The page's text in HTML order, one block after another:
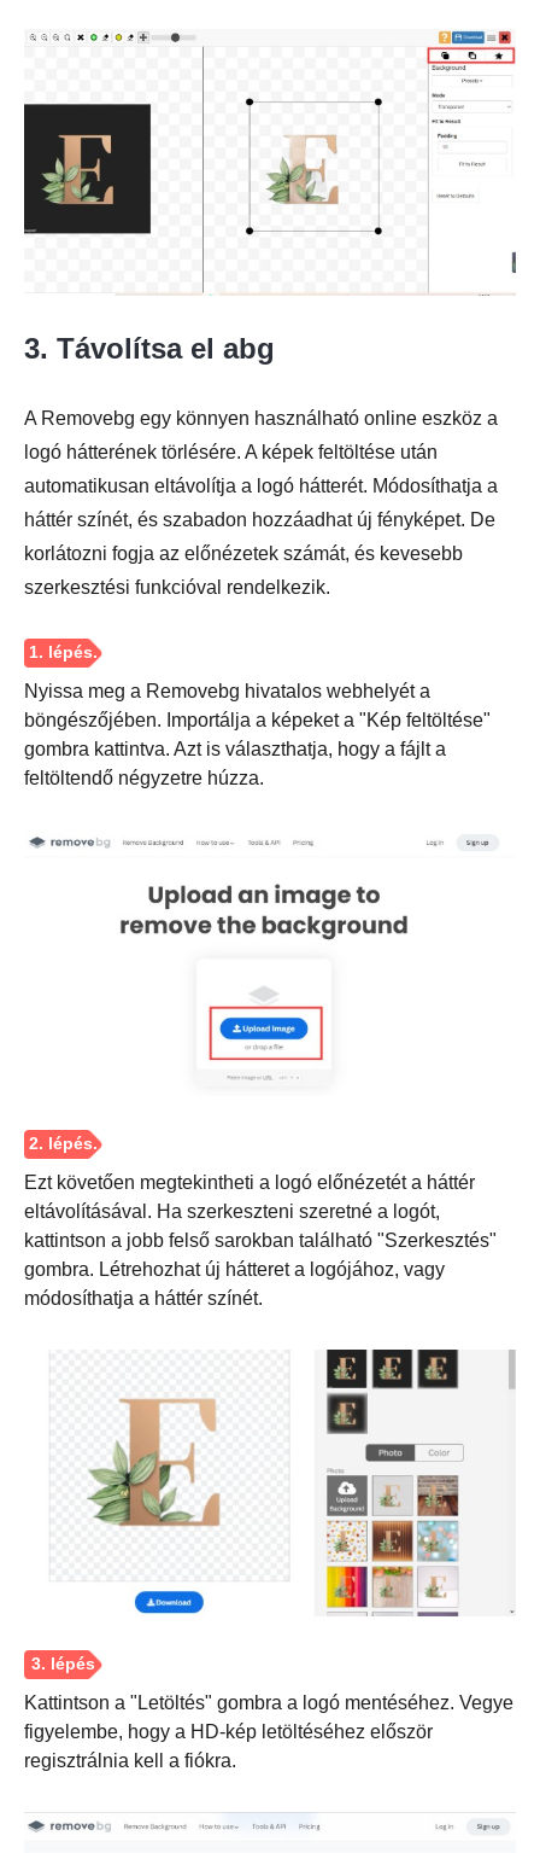
2. lépés.
3. Távolítsa el abg
A Removebg egy könnyen használható online eszköz a
logó hátterének törlésére. A képek feltöltése után
automatikusan eltávolítja a logó hátterét. Módosíthatja a
háttér színét, és szabadon hozzáadhat új fényképet. De
korlátozni fogja az előnézetek számát, és kevesebb
szerkesztési funkcióval rendelkezik.
1. lépés.
Nyissa meg a Removebg hivatalos webhelyét a
böngészőjében. Importálja a képeket a "Kép feltöltése"
gombra kattintva. Azt is választhatja, hogy a fájlt a
feltöltendő négyzetre húzza.
Ezt követően megtekintheti a logó előnézetét a háttér
eltávolításával. Ha szerkeszteni szeretné a logót,
kattintson a jobb felső sarokban található "Szerkesztés"
gombra. Létrehozhat új hátteret a logójához, vagy
módosíthatja a háttér színét.
Kattintson a "Letöltés" gombra a logó mentéséhez. Vegye
figyelembe, hogy a HD-kép letöltéséhez először
regisztrálnia kell a fiókra.